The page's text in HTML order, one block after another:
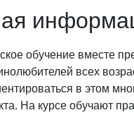
обучение вместе
всех
в этом
На курсе обучают